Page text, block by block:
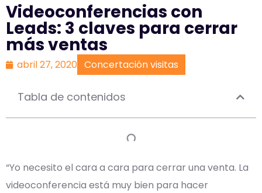
Videoconferencias con
Leads: 3 claves para cerrar
más ventas
abril 27, 2020 Concertación visitas
Tabla de contenidos
“Yo necesito el cara a cara para cerrar una venta. La
videoconferencia está muy bien para hacer